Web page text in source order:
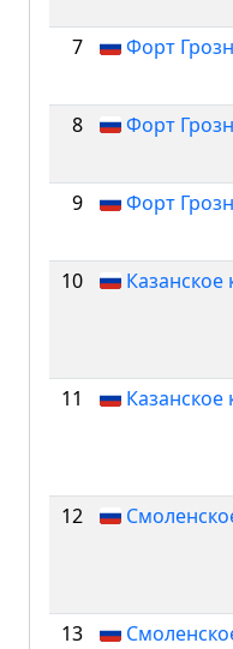
7
Форт
8
Форт
9
Форт
10
Казанское
11
Казанское
12
13